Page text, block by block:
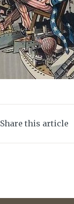
Share this article